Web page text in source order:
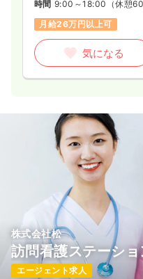
時間 9:00～18:00 （休憩
月給26万円以上可
気になる
株式会社松
訪問看護ステーシ
エージェント求人